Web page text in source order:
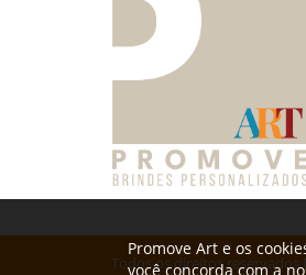
Todos os direitos
Promove Art e os
você concorda com a